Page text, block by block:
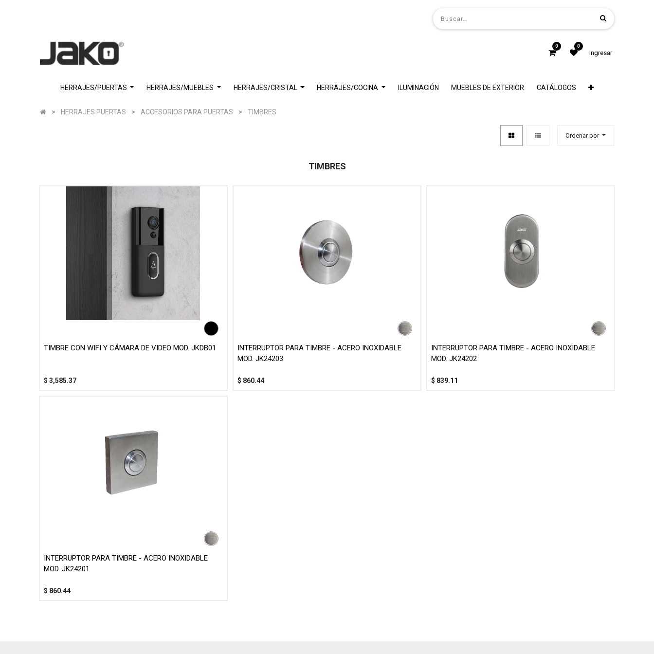
0 0
Ingresar
HERRAJES/PUERTAS HERRAJES/MUEBLES HERRAJES/CRISTAL HERRAJES/COCINA ILUMINACIÓN MUEBLES DE EXTERIOR CATÁLOGOS
HERRAJES PUERTAS ACCESORIOS PARA PUERTAS TIMBRES
Ordenar por
TIMBRES
TIMBRE CON WIFI Y CÁMARA DE VIDEO MOD. JKDB01
$ 3,585.37
INTERRUPTOR PARA TIMBRE - ACERO INOXIDABLE
MOD. JK24203
$ 860.44
INTERRUPTOR PARA TIMBRE - ACERO INOXIDABLE
MOD. JK24202
$ 839.11
INTERRUPTOR PARA TIMBRE - ACERO INOXIDABLE
MOD. JK24201
$ 860.44